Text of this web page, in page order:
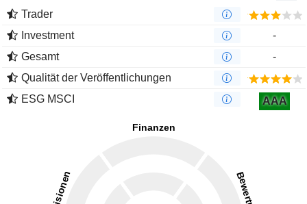
Trader
Investment
-
Gesamt
-
Qualität der Veröffentlichungen
ESG MSCI
AAA